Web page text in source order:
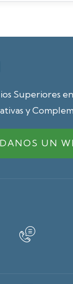
Superiores en
y
UN